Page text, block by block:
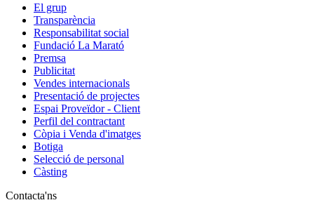
El grup
Transparència
Responsabilitat social
Fundació La Marató
Premsa
Publicitat
Vendes internacionals
Presentació de projectes
Espai Proveïdor - Client
Perfil del contractant
Còpia i Venda d'imatges
Botiga
Selecció de personal
Càsting
Contacta'ns